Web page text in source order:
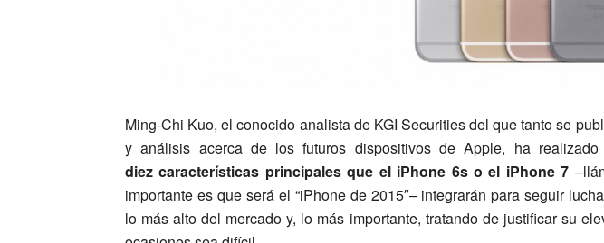
Ming-Chi Kuo, el conocido analista de KGI Securities del que tanto se
y análisis acerca de los futuros dispositivos de Apple, ha realizado
diez características principales que el iPhone 6s o el iPhone 7
importante es que será el “iPhone de 2015″– integrarán para seguir
lo más alto del mercado y, lo más importante, tratando de justificar su